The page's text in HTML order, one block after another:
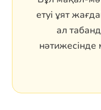
етуі ұят
ал